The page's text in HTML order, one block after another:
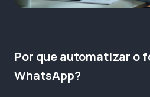
Por que automatizar o
WhatsApp?